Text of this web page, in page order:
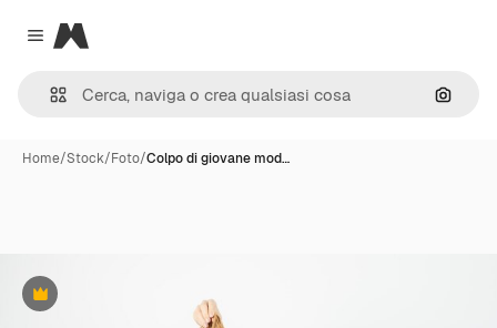
Close menu
Magnific
Cerca
Home/Stock/Foto/Colpo di giovane mod…
Premium